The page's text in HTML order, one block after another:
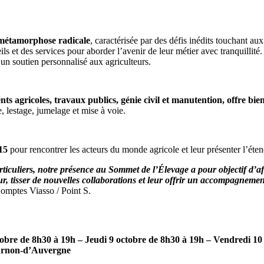
radicale, caractérisée par des défis inédits touchant
et des services pour aborder l’avenir de leur métier avec
soutien personnalisé aux agriculteurs.
agricoles, travaux publics, génie civil et manutention, offre
lestage, jumelage et mise à voie.
pour rencontrer les acteurs du monde agricole et leur présenter
notre présence au Sommet de l’Élevage a pour objectif
tisser de nouvelles collaborations et leur offrir un
Viasso / Point S.
de 8h30 à 19h – Jeudi 9 octobre de 8h30 à 19h – Vendredi
d’Auvergne